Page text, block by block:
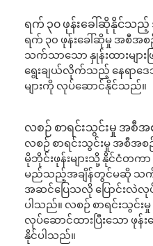
ရက် ၃၀ ဖုန်းခေါ်ဆိုနိုင်သည့်
ရက် ၃၀ ဖုန်းခေါ်ဆိုမှု အစီအ
သက်သာသော နှုန်းထားမျာ
ရွေးချယ်လိုက်သည့် နေရာဒ
များကို လုပ်ဆောင်နိုင်သည်။
လစဉ် စာရင်းသွင်းမှု အစီအစ
လစဉ် စာရင်းသွင်းမှု အစီအစ
မိုဘိုင်းဖုန်းများသို့ နိုင်ငံတကာ
မည်သည့်အချိန်တွင်မဆို သက်
အဆင်ပြေသလို ပြောင်းလဲ
ပါသည်။ လစဉ် စာရင်းသွင်
လုပ်ဆောင်ထားပြီးသော ဖုန်
နိုင်ပါသည်။